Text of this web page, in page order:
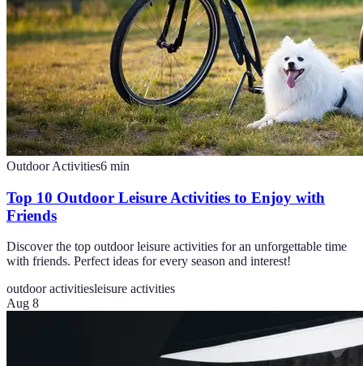
Outdoor Activities6 min
Top 10 Outdoor Leisure Activities to Enjoy with
Friends
Discover the top outdoor leisure activities for an unforgettable time
with friends. Perfect ideas for every season and interest!
outdoor activitiesleisure activities
Aug 8